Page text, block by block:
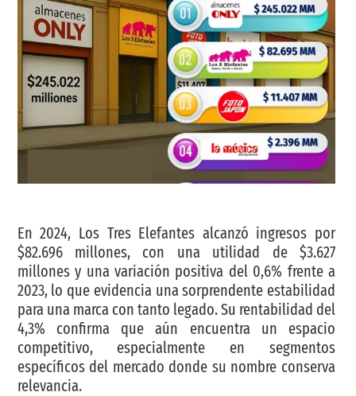
En 2024, Los Tres Elefantes alcanzó ingresos por
$82.696 millones, con una utilidad de $3.627
millones y una variación positiva del 0,6% frente a
2023, lo que evidencia una sorprendente estabilidad
para una marca con tanto legado. Su rentabilidad del
4,3% confirma que aún encuentra un espacio
competitivo, especialmente en segmentos
específicos del mercado donde su nombre conserva
relevancia.